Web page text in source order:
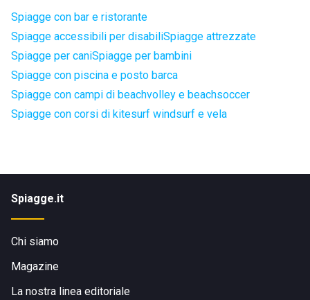
Spiagge con bar e ristorante
Spiagge accessibili per disabiliSpiagge attrezzate
Spiagge per caniSpiagge per bambini
Spiagge con piscina e posto barca
Spiagge con campi di beachvolley e beachsoccer
Spiagge con corsi di kitesurf windsurf e vela
Spiagge.it
Chi siamo
Magazine
La nostra linea editoriale